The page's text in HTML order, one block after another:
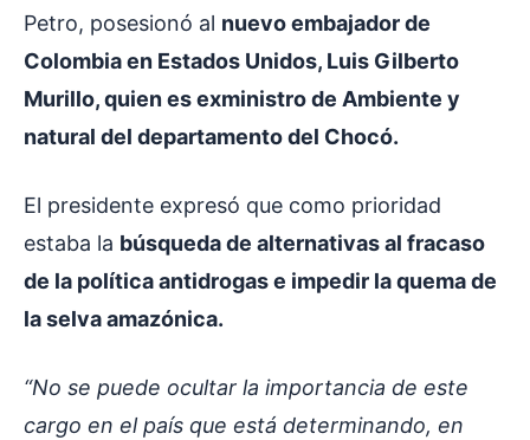
Petro, posesionó al nuevo embajador de
Colombia en Estados Unidos, Luis Gilberto
Murillo, quien es exministro de Ambiente y
natural del departamento del Chocó.
El presidente expresó que como prioridad
estaba la búsqueda de alternativas al fracaso
de la política antidrogas e impedir la quema de
la selva amazónica.
“No se puede ocultar la importancia de este
cargo en el país que está determinando, en